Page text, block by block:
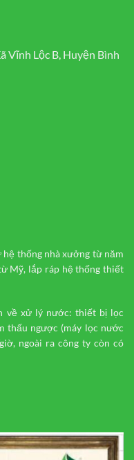
Vĩnh Lộc B, Huyện Bình
hệ thống nhà xưởng từ năm
Mỹ, lắp ráp hệ thống thiết
về xử lý nước: thiết bị lọc
thấu ngược (máy lọc nước
ngoài ra công ty còn có